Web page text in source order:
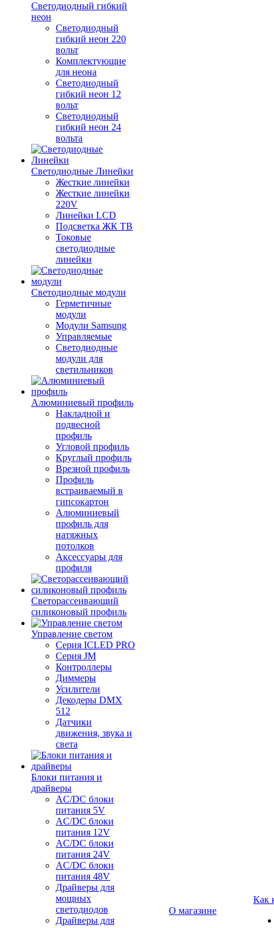
Светодиодный гибкий
неон
Светодиодный
гибкий неон 220
вольт
Комплектующие
для неона
Светодиодный
гибкий неон 12
вольт
Светодиодный
гибкий неон 24
вольта
Светодиодные Линейки
Жесткие линейки
Жесткие линейки
220V
Линейки LCD
Подсветка ЖК ТВ
Токовые
светодиодные
линейки
Светодиодные модули
Герметичные
модули
Модули Samsung
Управляемые
Светодиодные
модули для
светильников
Алюминиевый профиль
Накладной и
подвесной
профиль
Угловой профиль
Круглый профиль
Врезной профиль
Профиль
встраиваемый в
гипсокартон
Алюминиевый
профиль для
натяжных
потолков
Аксессуары для
профиля
Светорассеивающий
силиконовый профиль
Управление светом
Серия ICLED PRO
Серия JM
Контроллеры
Диммеры
Усилители
Декодеры DMX
512
Датчики
движения, звука и
света
Блоки питания и
драйверы
AC/DC блоки
питания 5V
AC/DC блоки
питания 12V
AC/DC блоки
питания 24V
AC/DC блоки
питания 48V
Драйверы для
мощных
светодиодов
Драйверы для
О магазине
Как